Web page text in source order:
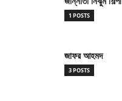
1 POSTS
জাফর আহমদ
3 POSTS